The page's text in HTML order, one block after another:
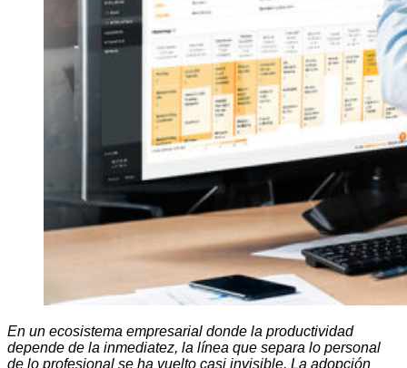
En un ecosistema empresarial donde la productividad
depende de la inmediatez, la línea que separa lo personal
de lo profesional se ha vuelto casi invisible. La adopción